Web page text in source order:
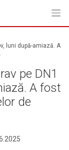
luni după-amiază. A
pe DN1
A fost
de